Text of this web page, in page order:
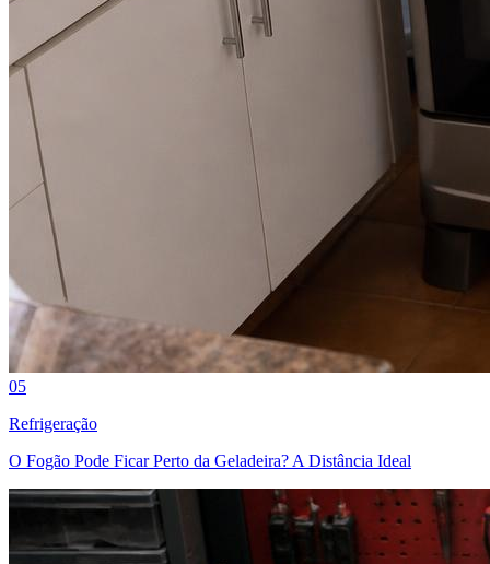
05
Refrigeração
O Fogão Pode Ficar Perto da Geladeira? A Distância Ideal